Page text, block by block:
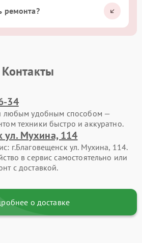
ремонта?
Контакты
34
любым удобным способом —
техники быстро и аккуратно.
ул. Мухина, 114
г.Благовещенск ул. Мухина, 114.
в сервис самостоятельно или
с доставкой.
о доставке